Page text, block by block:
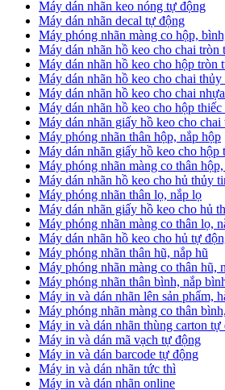
​Máy dán nhãn keo nóng tự động
Máy dán nhãn decal tự động
Máy phóng nhãn màng co hộp,
Máy dán nhãn hồ keo cho chai tròn
Máy dán nhãn hồ keo cho hộp tròn
Máy dán nhãn hồ keo cho chai
Máy dán nhãn hồ keo cho chai
Máy dán nhãn hồ keo cho hộp
Máy dán nhãn giấy hồ keo cho
Máy phóng nhãn thân hộp, nắp hộp
Máy dán nhãn giấy hồ keo cho hộp
Máy phóng nhãn màng co thân
Máy dán nhãn hồ keo cho hủ thủy
Máy phóng nhãn thân lọ, nắp lọ
Máy dán nhãn giấy hồ keo cho hủ
Máy phóng nhãn màng co thân lọ,
Máy dán nhãn hồ keo cho hủ tự
Máy phóng nhãn thân hũ, nắp hũ
Máy phóng nhãn màng co thân hũ,
Máy phóng nhãn thân bình, nắp
Máy in và dán nhãn lên sản phẩm,
Máy phóng nhãn màng co thân
Máy in và dán nhãn thùng carton tự
Máy in và dán mã vạch tự động
Máy in và dán barcode tự động
Máy in và dán nhãn tức thì
Máy in và dán nhãn online